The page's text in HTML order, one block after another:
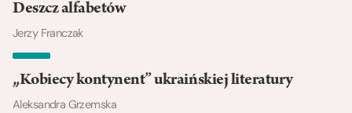
Deszcz alfabetów
Jerzy Franczak
„Kobiecy kontynent” ukraińskiej literatury
Aleksandra Grzemska